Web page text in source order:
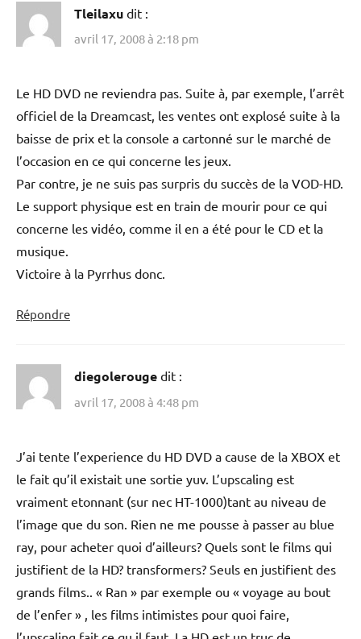
Tleilaxu dit :
avril 17, 2008 à 2:18 pm
Le HD DVD ne reviendra pas. Suite à, par exemple, l’arrêt
officiel de la Dreamcast, les ventes ont explosé suite à la
baisse de prix et la console a cartonné sur le marché de
l’occasion en ce qui concerne les jeux.
Par contre, je ne suis pas surpris du succès de la VOD-HD.
Le support physique est en train de mourir pour ce qui
concerne les vidéo, comme il en a été pour le CD et la
musique.
Victoire à la Pyrrhus donc.
Répondre
diegolerouge dit :
avril 17, 2008 à 4:48 pm
J’ai tente l’experience du HD DVD a cause de la XBOX et
le fait qu’il existait une sortie yuv. L’upscaling est
vraiment etonnant (sur nec HT-1000)tant au niveau de
l’image que du son. Rien ne me pousse à passer au blue
ray, pour acheter quoi d’ailleurs? Quels sont le films qui
justifient de la HD? transformers? Seuls en justifient des
grands films.. « Ran » par exemple ou « voyage au bout
de l’enfer » , les films intimistes pour quoi faire,